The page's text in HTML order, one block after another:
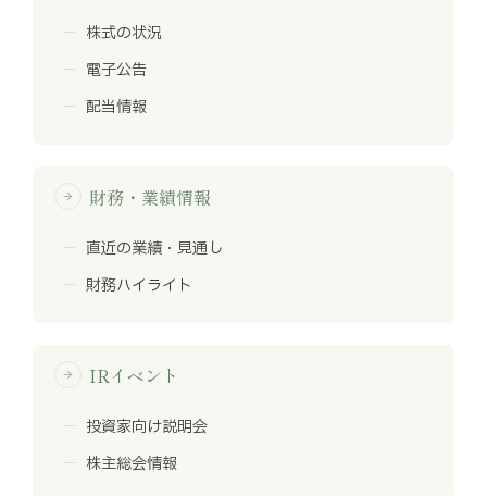
株式の状況
電子公告
配当情報
arrow_forward 財務・業績情報
直近の業績・見通し
財務ハイライト
arrow_forward IRイベント
投資家向け説明会
株主総会情報